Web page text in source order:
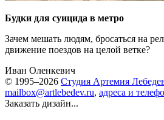
Будки для суицида в метро
Зачем мешать людям, бросаться на
движение поездов на целой ветке?
Иван Оленкевич
© 1995–2026 Студия Артемия
mailbox@artlebedev.ru, адреса и
Заказать дизайн...